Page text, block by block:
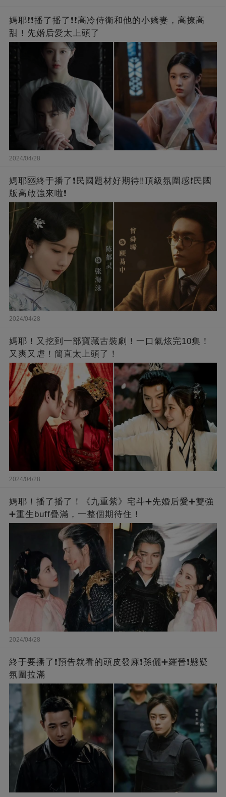
媽耶❗❗播了播了❗❗高冷侍衛和他的小嬌妻，高撩高
甜！先婚后愛太上頭了
2024/04/28
媽耶🆘終于播了❗️民國題材好期待‼️頂級氛圍感❗️民國
版高啟強來啦❗
2024/04/28
媽耶！又挖到一部寶藏古裝劇！一口氣炫完10集！
又爽又虐！簡直太上頭了！
2024/04/28
媽耶！播了播了！《九重紫》宅斗➕先婚后愛➕雙強
➕重生buff疊滿，一整個期待住！
2024/04/28
終于要播了❗️預告就看的頭皮發麻❗️孫儷➕羅晉❗懸疑
氛圍拉滿